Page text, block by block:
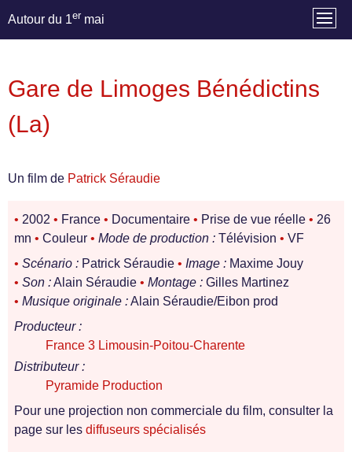
Autour du 1er mai
Gare de Limoges Bénédictins
(La)
Un film de Patrick Séraudie
• 2002 • France • Documentaire • Prise de vue réelle • 26
mn • Couleur • Mode de production : Télévision • VF
• Scénario : Patrick Séraudie • Image : Maxime Jouy
• Son :Alain Séraudie • Montage : Gilles Martinez
• Musique originale :Alain Séraudie/Eibon prod
Producteur :
France 3 Limousin-Poitou-Charente
Distributeur :
Pyramide Production
Pour une projection non commerciale du film, consulter la
page sur les diffuseurs spécialisés